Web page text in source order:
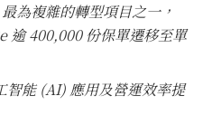
為複雜的轉型項目之一，
逾 400,000 份保單遷移至單
能 (AI) 應用及營運效率提